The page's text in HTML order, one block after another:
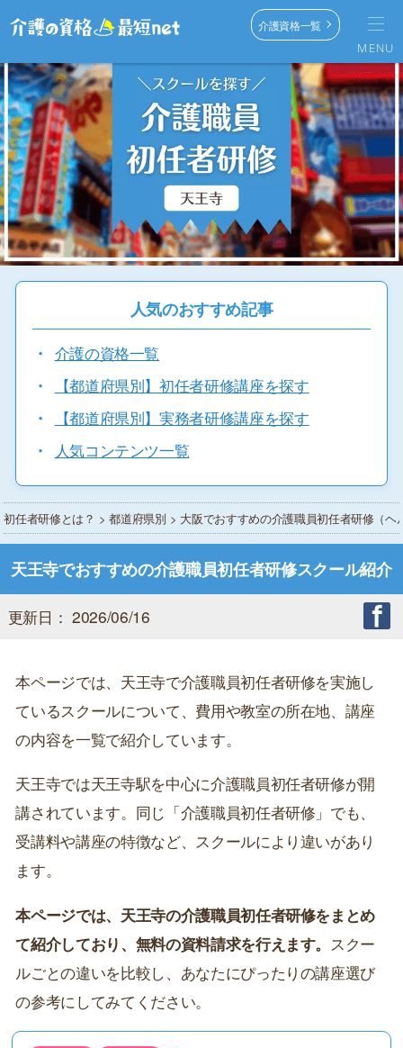
MENU
介護資格一覧
人気のおすすめ記事
・ 介護の資格一覧
・
【都道府県別】初任者研修講座を探す
・
【都道府県別】実務者研修講座を探す
・
人気コンテンツ一覧
初任者研修とは？ >都道府県別 > 大阪でおすすめの介護職員初任者研修（ヘ
天王寺でおすすめの介護職員初任者研修スクール紹介
更新日： 2026/06/16
本ページでは、天王寺で介護職員初任者研修を実施し
ているスクールについて、費用や教室の所在地、講座
の内容を一覧で紹介しています。
天王寺では天王寺駅を中心に介護職員初任者研修が開
講されています。同じ「介護職員初任者研修」でも、
受講料や講座の特徴など、スクールにより違いがあり
ます。
本ページでは、天王寺の介護職員初任者研修をまとめ
て紹介しており、無料の資料請求を行えます。 スクー
ルごとの違いを比較し、あなたにぴったりの講座選び
の参考にしてみてください。